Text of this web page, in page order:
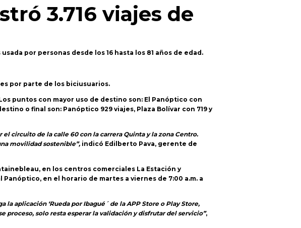
3.716 viajes de
por personas desde los 16 hasta los 81 años de edad.
por parte de los biciusuarios.
puntos con mayor uso de destino son: El Panóptico con
o final son: Panóptico 929 viajes, Plaza Bolívar con 719 y
circuito de la calle 60 con la carrera Quinta y la zona Centro.
movilidad sostenible”, indicó Edilberto Pava, gerente de
en los centros comerciales La Estación y
en el horario de martes a viernes de 7:00 a.m. a
aplicación ‘Rueda por Ibagué´ de la APP Store o Play Store,
proceso, solo resta esperar la validación y disfrutar del servicio”,